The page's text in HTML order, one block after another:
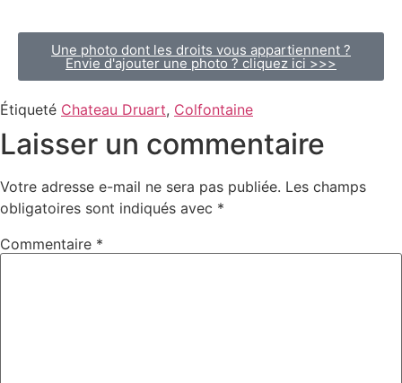
Une photo dont les droits vous appartiennent ?
Envie d'ajouter une photo ? cliquez ici >>>
Étiqueté Chateau Druart, Colfontaine
Laisser un commentaire
Votre adresse e-mail ne sera pas publiée. Les champs
obligatoires sont indiqués avec *
Commentaire *